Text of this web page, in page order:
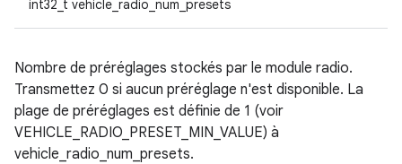
int32_t vehicle_radio_num_presets
Nombre de préréglages stockés par le module radio.
Transmettez 0 si aucun préréglage n'est disponible. La
plage de préréglages est définie de 1 (voir
VEHICLE_RADIO_PRESET_MIN_VALUE) à
vehicle_radio_num_presets.